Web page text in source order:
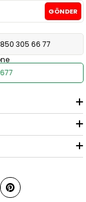
GÖNDER
305 66 77